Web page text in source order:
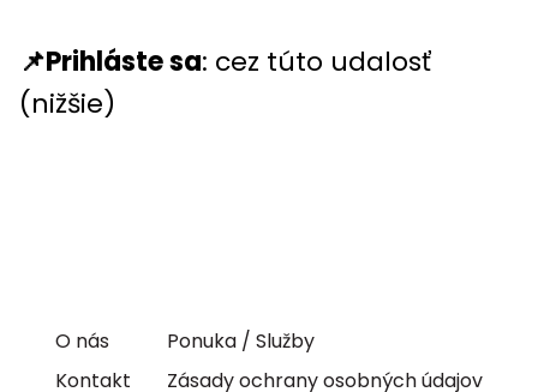
📌Prihláste sa: cez túto udalosť
(nižšie)
O nás
Kontakt
Ponuka / Služby
Zásady ochrany osobných údajov